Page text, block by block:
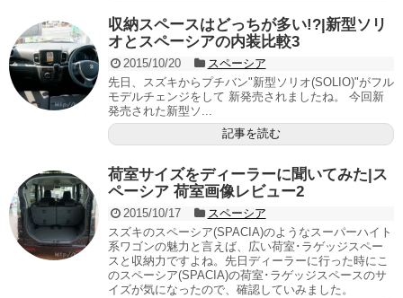
収納スペースはどっちが多い!?|新型ソリ
オとスペーシアの内装比較3
2015/10/20
スペーシア
先日、スズキからプチバン"新型ソリオ(SOLIO)"がフル
モデルチェンジをして 新発売されましたね。 今回新
発売された新型ソ...
記事を読む
荷室サイズをディーラーに聞いてみた|ス
ペーシア 荷室画像レビュー2
2015/10/17
スペーシア
スズキのスペーシア(SPACIA)のようなスーパーハイト
系ワゴンの魅力と言えば、広い荷室･ラゲッジスペー
スと収納力ですよね。先日ディーラーに行った時にこ
のスペーシア(SPACIA)の荷室･ラゲッジスペースのサ
イズが気になったので、確認していみました。